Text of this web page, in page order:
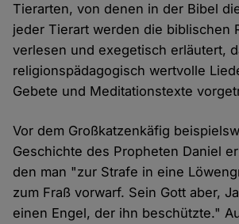
Tierarten, von denen in der Bibel
jeder Tierart werden die biblischen
verlesen und exegetisch erläutert,
religionspädagogisch wertvolle
Gebete und Meditationstexte
Vor dem Großkatzenkäfig
Geschichte des Propheten Daniel
den man "zur Strafe in eine
zum Fraß vorwarf. Sein Gott aber,
einen Engel, der ihn beschützte."